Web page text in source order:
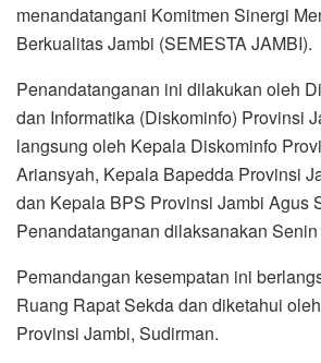
menandatangani Komitmen Sinergi
Berkualitas Jambi (SEMESTA JAMBI).
Penandatanganan ini dilakukan oleh
dan Informatika (Diskominfo) Provinsi
langsung oleh Kepala Diskominfo
Ariansyah, Kepala Bapedda Provinsi
dan Kepala BPS Provinsi Jambi Agus
Penandatanganan dilaksanakan
Pemandangan kesempatan ini
Ruang Rapat Sekda dan diketahui
Provinsi Jambi, Sudirman.